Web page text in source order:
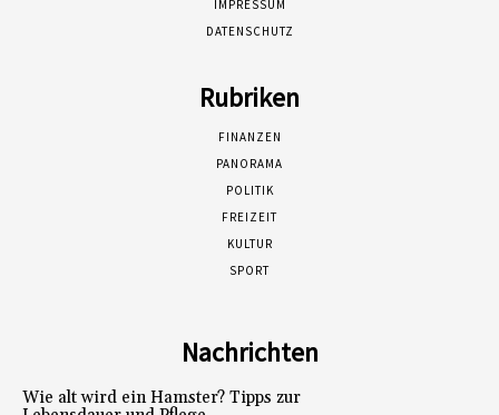
IMPRESSUM
DATENSCHUTZ
Rubriken
FINANZEN
PANORAMA
POLITIK
FREIZEIT
KULTUR
SPORT
Nachrichten
Wie alt wird ein Hamster? Tipps zur